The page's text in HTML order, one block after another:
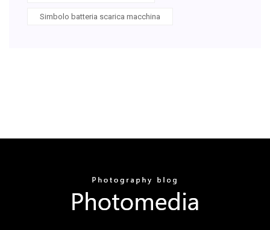
Simbolo batteria scarica macchina